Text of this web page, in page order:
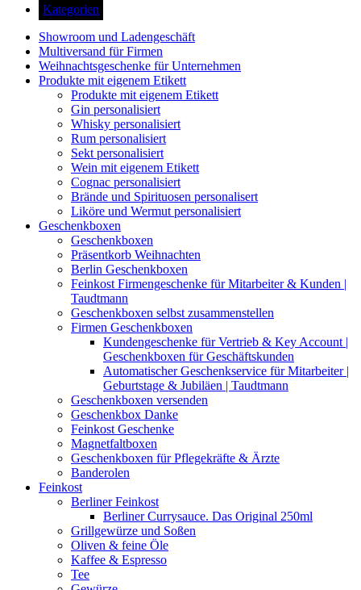
Kategorien
Showroom und Ladengeschäft
Multiversand für Firmen
Weihnachtsgeschenke für Unternehmen
Produkte mit eigenem Etikett
Produkte mit eigenem Etikett
Gin personalisiert
Whisky personalisiert
Rum personalisiert
Sekt personalisiert
Wein mit eigenem Etikett
Cognac personalisiert
Brände und Spirituosen personalisert
Liköre und Wermut personalisiert
Geschenkboxen
Geschenkboxen
Präsentkorb Weihnachten
Berlin Geschenkboxen
Feinkost Firmengeschenke für Mitarbeiter & Kunden |
Taudtmann
Geschenkboxen selbst zusammenstellen
Firmen Geschenkboxen
Kundengeschenke für Vertrieb & Key Account |
Geschenkboxen für Geschäftskunden
Automatischer Geschenkservice für Mitarbeiter |
Geburtstage & Jubiläen | Taudtmann
Geschenkboxen versenden
Geschenkbox Danke
Feinkost Geschenke
Magnetfaltboxen
Geschenkboxen für Pflegekräfte & Ärzte
Banderolen
Feinkost
Berliner Feinkost
Berliner Currysauce. Das Original 250ml
Grillgewürze und Soßen
Oliven & feine Öle
Kaffee & Espresso
Tee